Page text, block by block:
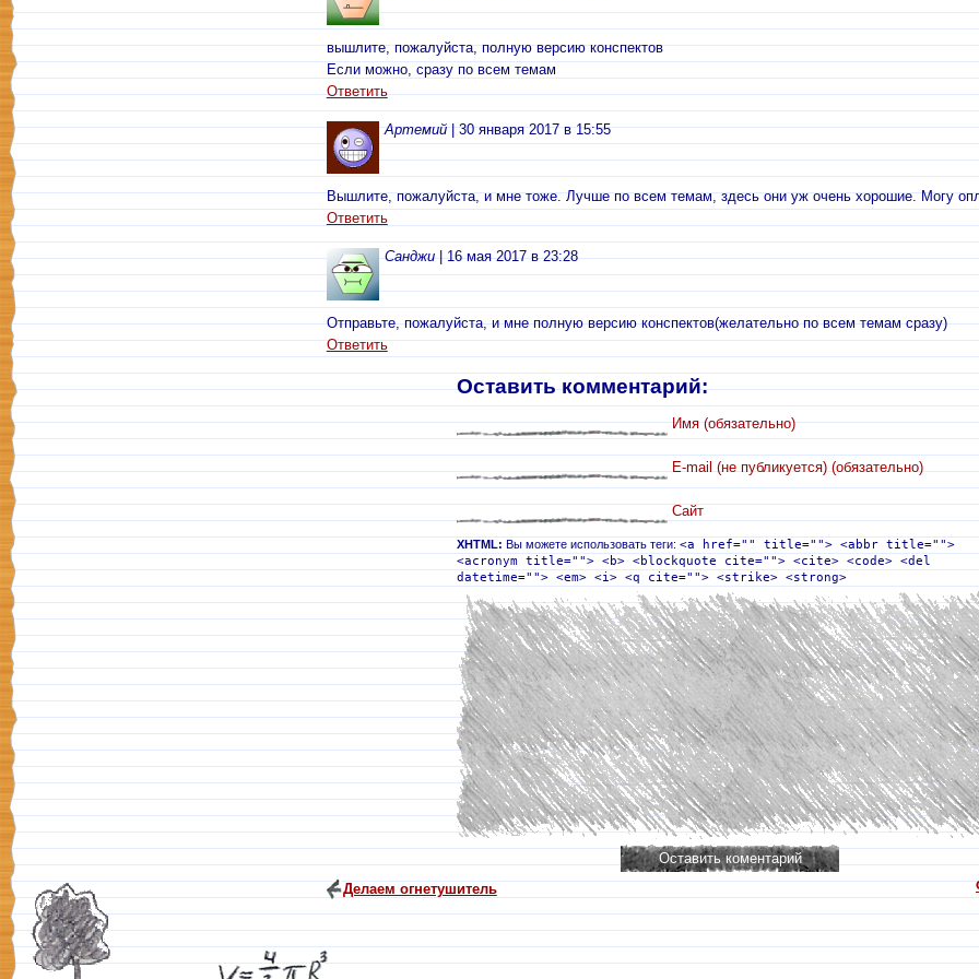
вышлите, пожалуйста, полную версию конспектов
Если можно, сразу по всем темам
Ответить
Артемий| 30 января 2017 в 15:55
Вышлите, пожалуйста, и мне тоже. Лучше по всем темам, здесь они уж очень хорошие. Могу
Ответить
Санджи| 16 мая 2017 в 23:28
Отправьте, пожалуйста, и мне полную версию конспектов(желательно по всем темам сразу)
Ответить
Оставить комментарий:
Имя (обязательно)
E-mail (не публикуется) (обязательно)
Сайт
XHTML: Вы можете использовать теги:<a href="" title=""> <abbr title="">
<acronym title=""> <b> <blockquote cite=""> <cite> <code> <del
datetime=""> <em> <i> <q cite=""> <strike> <strong>
Делаем огнетушитель